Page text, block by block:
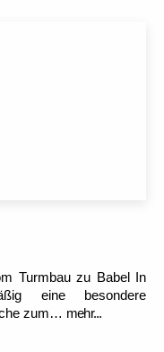
Turmbau zu Babel In
eine besondere
zum… mehr...